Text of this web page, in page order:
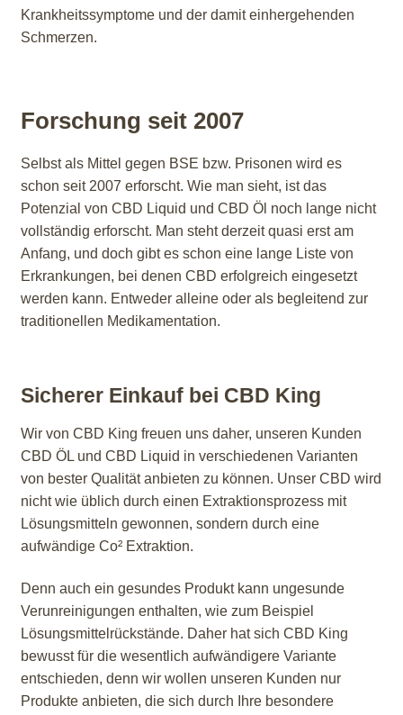
Krankheitssymptome und der damit einhergehenden
Schmerzen.
Forschung seit 2007
Selbst als Mittel gegen BSE bzw. Prisonen wird es
schon seit 2007 erforscht. Wie man sieht, ist das
Potenzial von CBD Liquid und CBD Öl noch lange nicht
vollständig erforscht. Man steht derzeit quasi erst am
Anfang, und doch gibt es schon eine lange Liste von
Erkrankungen, bei denen CBD erfolgreich eingesetzt
werden kann. Entweder alleine oder als begleitend zur
traditionellen Medikamentation.
Sicherer Einkauf bei CBD King
Wir von CBD King freuen uns daher, unseren Kunden
CBD ÖL und CBD Liquid in verschiedenen Varianten
von bester Qualität anbieten zu können. Unser CBD wird
nicht wie üblich durch einen Extraktionsprozess mit
Lösungsmitteln gewonnen, sondern durch eine
aufwändige Co² Extraktion.
Denn auch ein gesundes Produkt kann ungesunde
Verunreinigungen enthalten, wie zum Beispiel
Lösungsmittelrückstände. Daher hat sich CBD King
bewusst für die wesentlich aufwändigere Variante
entschieden, denn wir wollen unseren Kunden nur
Produkte anbieten, die sich durch Ihre besondere